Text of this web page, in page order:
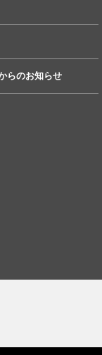
らのお知らせ